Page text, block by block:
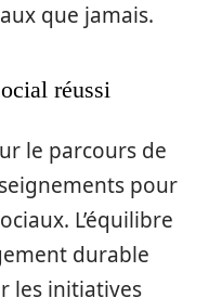
que jamais.
réussi
le parcours de
pour
L’équilibre
durable
les initiatives